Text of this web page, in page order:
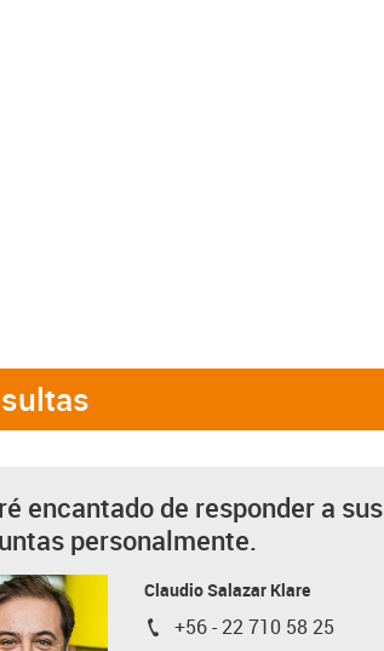
encantado de responder a sus
personalmente.
Claudio Salazar Klare
igus-icon-phone
+56 - 22 710 58 25